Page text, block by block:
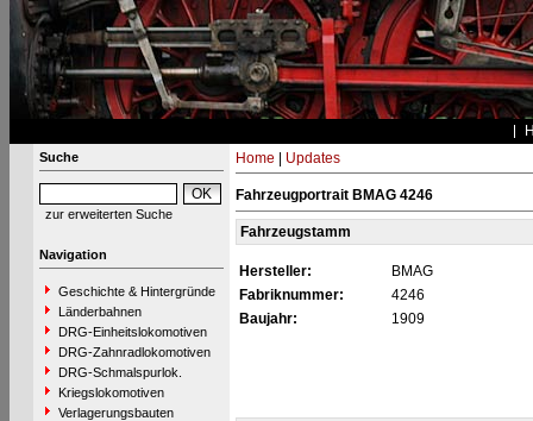
Suche
zur erweiterten Suche
Navigation
Geschichte & Hintergründe
Länderbahnen
DRG-Einheitslokomotiven
DRG-Zahnradlokomotiven
DRG-Schmalspurlok.
Kriegslokomotiven
Verlagerungsbauten
Home Updates
Fahrzeugportrait BMAG 4246
Fahrzeugstamm
Hersteller:
BMAG
Fabriknummer:
4246
Baujahr:
1909